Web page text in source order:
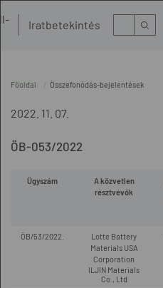
Iratbetekintés Kereső
Főoldal Összefonódás-bejelentések
2022. 11. 07.
ÖB-053/2022
Ügyszám
A közvetlen
résztvevők
ÖB/53/2022.
Lotte Battery
Materials USA
Corporation
ILJIN Materials
Co., Ltd